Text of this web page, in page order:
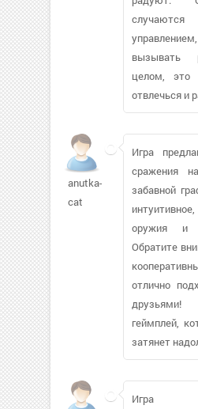
вызывать
целом, это
отвлечься и
anutka-
cat
Игра
сражения
забавной
оружия и
Обратите
отлично
друзьями!
геймплей,
затянет
Игра